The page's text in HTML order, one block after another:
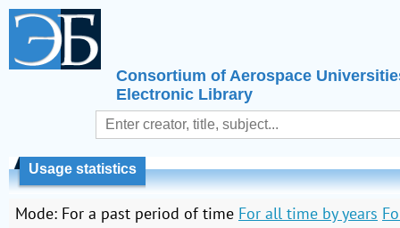
Consortium of Aerospace
Electronic Library
Usage statistics
Mode: For a past period of time For all time by years